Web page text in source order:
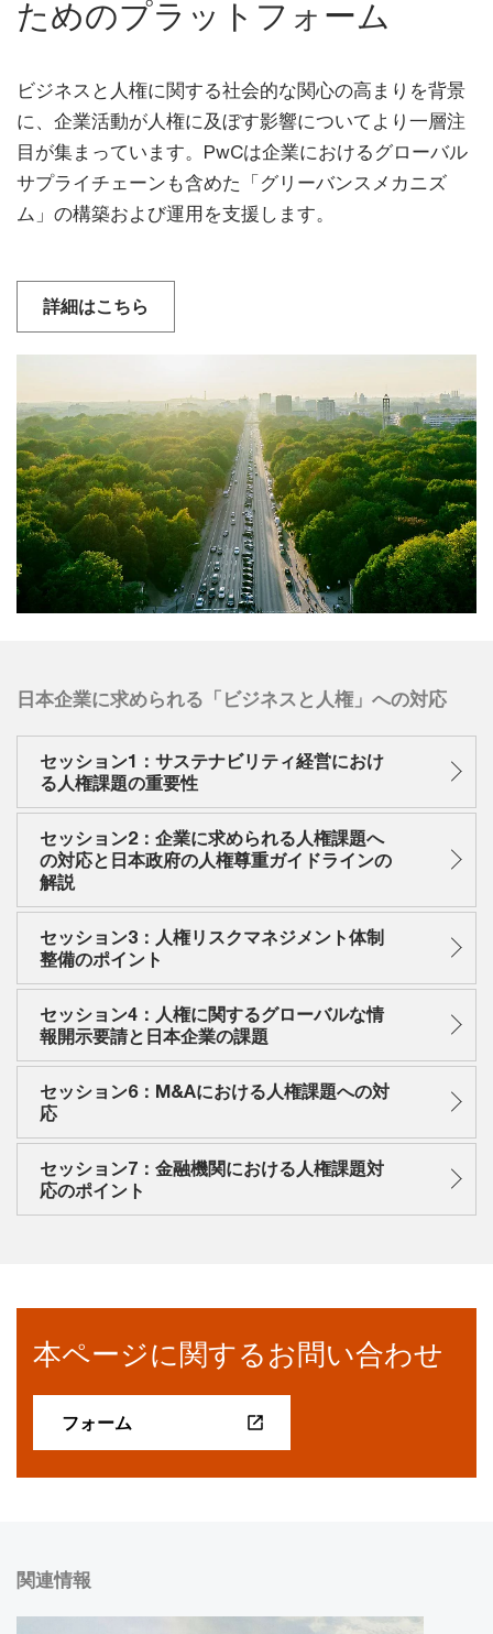
ためのプラットフォーム
ビジネスと人権に関する社会的な関心の高まりを背景
に、企業活動が人権に及ぼす影響についてより一層注
目が集まっています。PwCは企業におけるグローバル
サプライチェーンも含めた「グリーバンスメカニズ
ム」の構築および運用を支援します。
詳細はこちら
日本企業に求められる「ビジネスと人権」への対応
セッション1：サステナビリティ経営におけ
る人権課題の重要性
セッション2：企業に求められる人権課題へ
の対応と日本政府の人権尊重ガイドラインの
解説
セッション3：人権リスクマネジメント体制
整備のポイント
セッション4：人権に関するグローバルな情
報開示要請と日本企業の課題
セッション6：M&Aにおける人権課題への対
応
セッション7：金融機関における人権課題対
応のポイント
本ページに関するお問い合わせ
フォーム
関連情報